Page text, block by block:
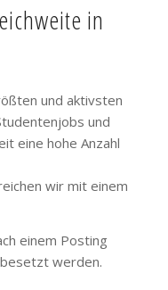
in
und aktivsten
und
eine hohe Anzahl
wir mit einem
einem Posting
werden.